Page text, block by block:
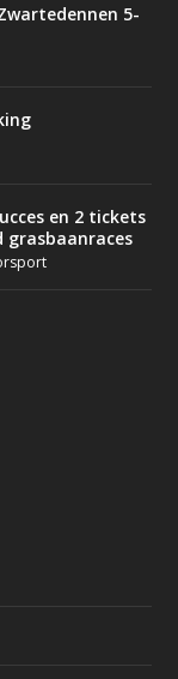
5-
en 2 tickets
grasbaanraces